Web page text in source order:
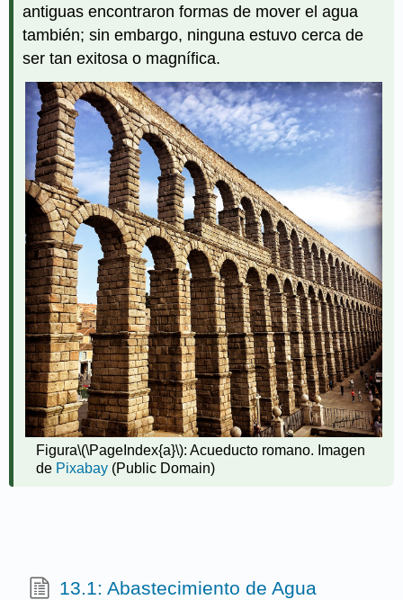
antiguas encontraron formas de mover el agua
también; sin embargo, ninguna estuvo cerca de
ser tan exitosa o magnífica.
Figura\(\PageIndex{a}\): Acueducto romano. Imagen
de Pixabay (Public Domain)
13.1: Abastecimiento de Agua